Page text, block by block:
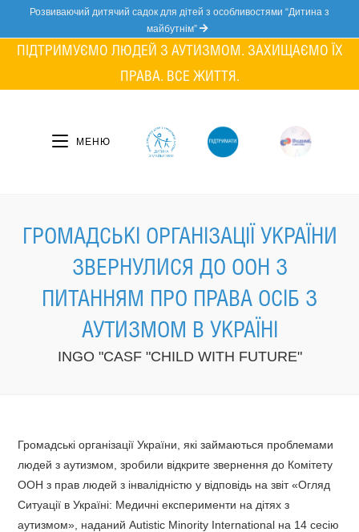
content
Розвиваючий дитячий садок для дітей з особливостями “Дитина з
майбутнім”
ПІДТРИМУЄМО ЛЮДЕЙ З АУТИЗМОМ. ЗАХИЩАЄМО ЇХ
ПРАВА. ВСЕ ЖИТТЯ.
МЕНЮ
ГРОМАДСЬКІ ОРГАНІЗАЦІЇ УКРАЇНИ
ЗВЕРНУЛИСЯ ДО ООН З
ПИТАННЯМ ПРО ПРАВА ОСІБ З
АУТИЗМОМ В УКРАЇНІ
INGO "CASF "CHILD WITH FUTURE"
Громадські організації України, які займаються проблемами
людей з аутизмом, зробили відкрите звернення до Комітету
ООН з прав людей з інвалідністю у відповідь на звіт «Огляд
Ситуації в Україні: Медичні експерименти на дітях з
аутизмом», наданий Autistic Minority International на 14 сесію